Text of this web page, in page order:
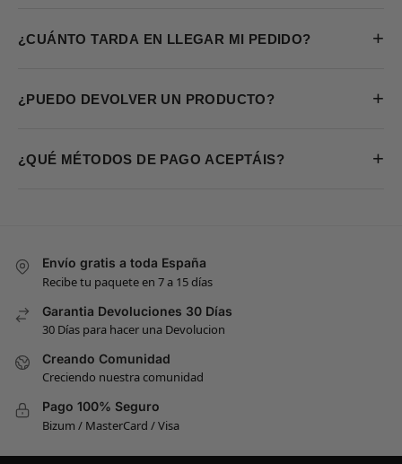
¿CUÁNTO TARDA EN LLEGAR MI PEDIDO? +
¿PUEDO DEVOLVER UN PRODUCTO? +
¿QUÉ MÉTODOS DE PAGO ACEPTÁIS? +
Envío gratis a toda España
Recibe tu paquete en 7 a 15 días
Garantia Devoluciones 30 Días
30 Días para hacer una Devolucion
Creando Comunidad
Creciendo nuestra comunidad
Pago 100% Seguro
Bizum / MasterCard / Visa